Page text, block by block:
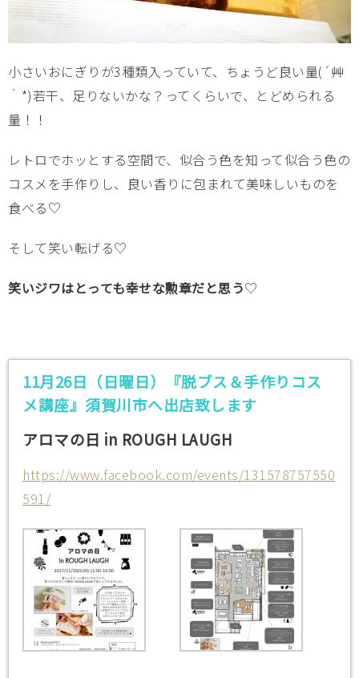
小さいおにぎりが3種類入っていて、ちょうど良い量(´艸
｀*)若干、足りないかな？ってくらいで、とどめられる
量！！
レトロでホッとする空間で、似合う色を知って似合う色の
コスメを手作りし、良い香りに包まれて美味しいものを
食べる♡
そして笑い転げる♡
笑いジワはとっても幸せな勲章だと思う♡
11月26日（日曜日）『脱ブス＆手作りコス
メ講座』須賀川市へ出店致します
アロマの日 in ROUGH LAUGH
https://www.facebook.com/events/131578757550
591/